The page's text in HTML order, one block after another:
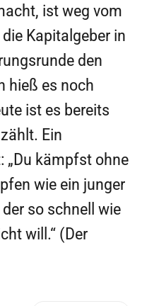
ist weg vom
Kapitalgeber in
den
hieß es noch
ist es bereits
Ein
„Du kämpfst ohne
wie ein junger
so schnell wie
will.“ (Der